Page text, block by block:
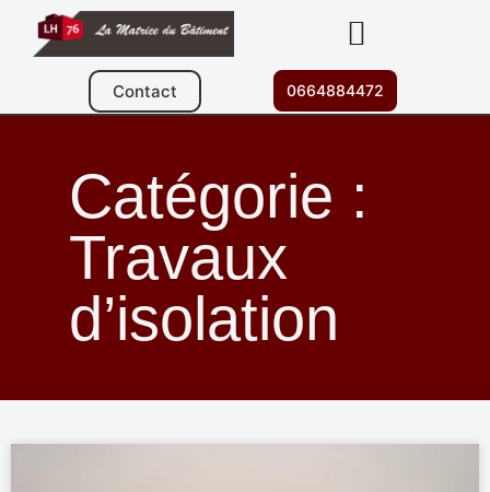
Contact 0664884472
Catégorie :
Travaux
d’isolation